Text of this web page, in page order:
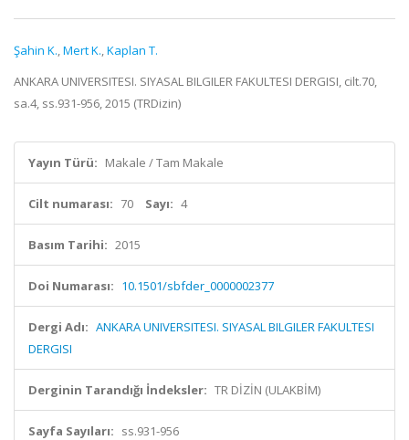
Şahin K.,Mert K.,Kaplan T.
ANKARA UNIVERSITESI. SIYASAL BILGILER FAKULTESI DERGISI, cilt.70,
sa.4, ss.931-956, 2015 (TRDizin)
Yayın Türü: Makale / Tam Makale
Cilt numarası: 70 Sayı: 4
Basım Tarihi: 2015
Doi Numarası: 10.1501/sbfder_0000002377
Dergi Adı: ANKARA UNIVERSITESI. SIYASAL BILGILER FAKULTESI
DERGISI
Derginin Tarandığı İndeksler: TR DİZİN (ULAKBİM)
Sayfa Sayıları: ss.931-956